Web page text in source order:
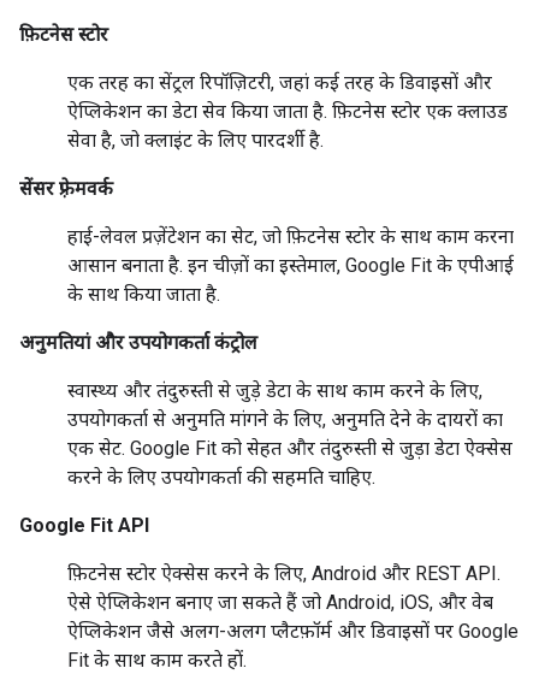
फ़िटनेस स्टोर
एक तरह का सेंट्रल रिपॉज़िटरी, जहां कई तरह के डिवाइसों और
ऐप्लिकेशन का डेटा सेव किया जाता है. फ़िटनेस स्टोर एक क्लाउड
सेवा है, जो क्लाइंट के लिए पारदर्शी है.
सेंसर फ़्रेमवर्क
हाई-लेवल प्रज़ेंटेशन का सेट, जो फ़िटनेस स्टोर के साथ काम करना
आसान बनाता है. इन चीज़ों का इस्तेमाल, Google Fit के एपीआई
के साथ किया जाता है.
अनुमतियां और उपयोगकर्ता कंट्रोल
स्वास्थ्य और तंदुरुस्ती से जुड़े डेटा के साथ काम करने के लिए,
उपयोगकर्ता से अनुमति मांगने के लिए, अनुमति देने के दायरों का
एक सेट. Google Fit को सेहत और तंदुरुस्ती से जुड़ा डेटा ऐक्सेस
करने के लिए उपयोगकर्ता की सहमति चाहिए.
Google Fit API
फ़िटनेस स्टोर ऐक्सेस करने के लिए, Android और REST API.
ऐसे ऐप्लिकेशन बनाए जा सकते हैं जो Android, iOS, और वेब
ऐप्लिकेशन जैसे अलग-अलग प्लैटफ़ॉर्म और डिवाइसों पर Google
Fit के साथ काम करते हों.